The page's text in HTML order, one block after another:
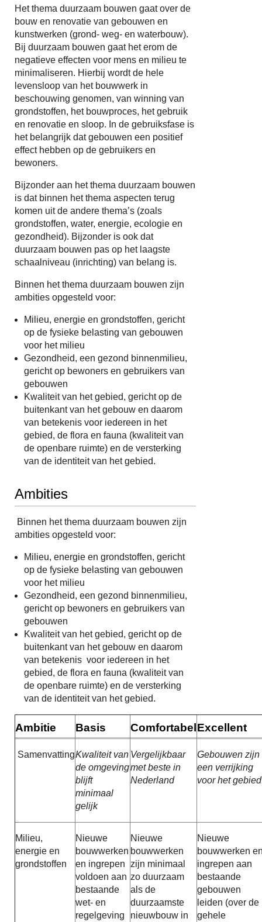
Het thema duurzaam bouwen gaat over de
bouw en renovatie van gebouwen en
kunstwerken (grond- weg- en waterbouw).
Bij duurzaam bouwen gaat het erom de
negatieve effecten voor mens en milieu te
minimaliseren. Hierbij wordt de hele
levensloop van het bouwwerk in
beschouwing genomen, van winning van
grondstoffen, het bouwproces, het gebruik
en renovatie en sloop. In de gebruiksfase is
het belangrijk dat gebouwen een positief
effect hebben op de gebruikers en
bewoners.
Bijzonder aan het thema duurzaam bouwen
is dat binnen het thema aspecten terug
komen uit de andere thema’s (zoals
grondstoffen, water, energie, ecologie en
gezondheid). Bijzonder is ook dat
duurzaam bouwen pas op het laagste
schaalniveau (inrichting) van belang is.
Binnen het thema duurzaam bouwen zijn
ambities opgesteld voor:
Milieu, energie en grondstoffen, gericht
op de fysieke belasting van gebouwen
voor het milieu
Gezondheid, een gezond binnenmilieu,
gericht op bewoners en gebruikers van
gebouwen
Kwaliteit van het gebied, gericht op de
buitenkant van het gebouw en daarom
van betekenis voor iedereen in het
gebied, de flora en fauna (kwaliteit van
de openbare ruimte) en de versterking
van de identiteit van het gebied.
Ambities
Binnen het thema duurzaam bouwen zijn
ambities opgesteld voor:
Milieu, energie en grondstoffen, gericht
op de fysieke belasting van gebouwen
voor het milieu
Gezondheid, een gezond binnenmilieu,
gericht op bewoners en gebruikers van
gebouwen
Kwaliteit van het gebied, gericht op de
buitenkant van het gebouw en daarom
van betekenis voor iedereen in het
gebied, de flora en fauna (kwaliteit van
de openbare ruimte) en de versterking
van de identiteit van het gebied.
Ambitie Basis Comfortabel Excellent
SamenvattingKwaliteit van
de omgeving
blijft
minimaal
gelijk
Vergelijkbaar
met beste in
Nederland
Gebouwen zijn
een verrijking
voor het gebied
Milieu,
energie en
grondstoffen
Nieuwe
bouwwerken
en ingrepen
voldoen aan
bestaande
wet- en
regelgeving
Nieuwe
bouwwerken
zijn minimaal
zo duurzaam
als de
duurzaamste
nieuwbouw in
Nieuwe
bouwwerken
ingrepen aan
bestaande
gebouwen
leiden (over de
gehele